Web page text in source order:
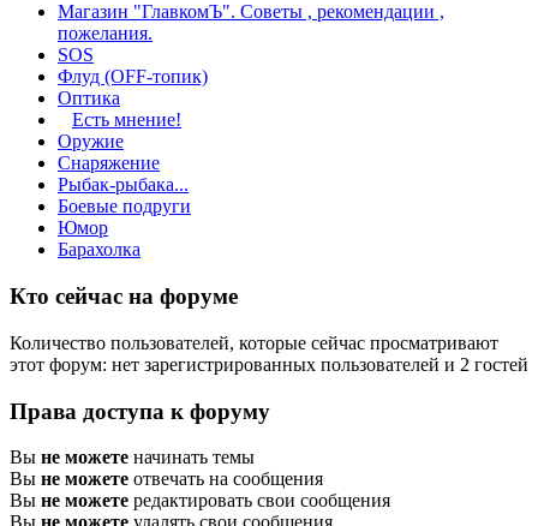
Магазин "ГлавкомЪ". Советы , рекомендации ,
пожелания.
SOS
Флуд (OFF-топик)
Оптика
Есть мнение!
Оружие
Снаряжение
Рыбак-рыбака...
Боевые подруги
Юмор
Барахолка
Кто сейчас на форуме
Количество пользователей, которые сейчас просматривают
этот форум: нет зарегистрированных пользователей и 2 гостей
Права доступа к форуму
Вы не можете начинать темы
Вы не можете отвечать на сообщения
Вы не можете редактировать свои сообщения